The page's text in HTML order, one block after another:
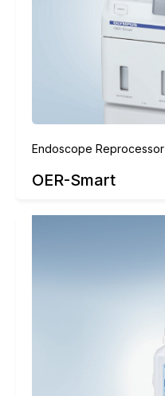
Endoscope Reprocessor
OER-Smart